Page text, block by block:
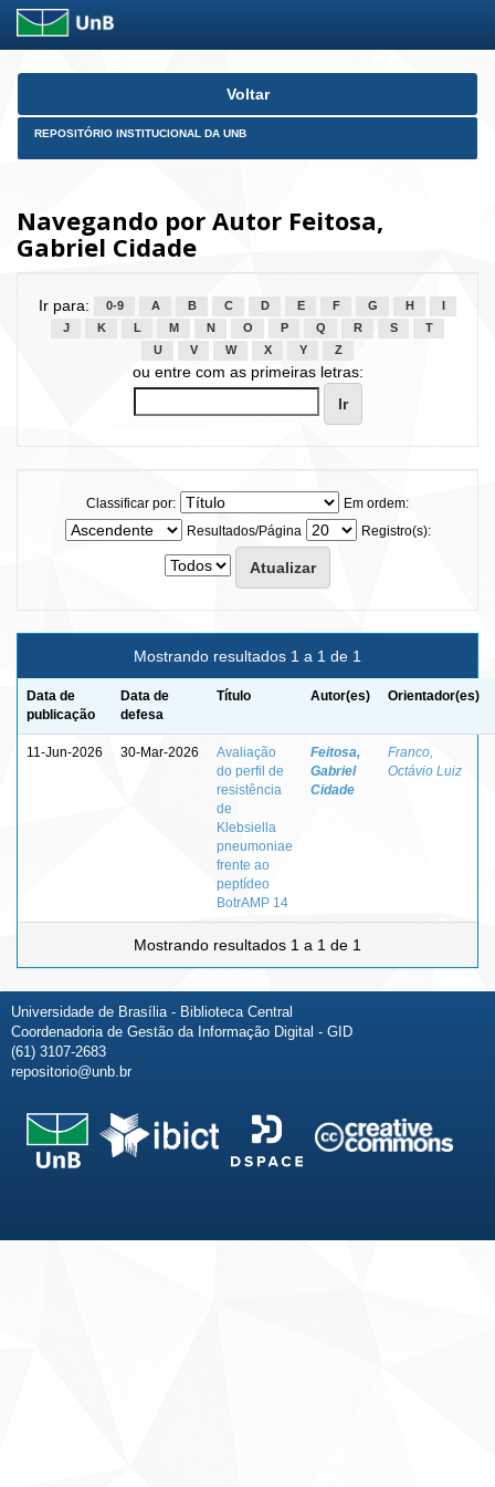
Skip
Voltar
REPOSITÓRIO INSTITUCIONAL DA UNB
Navegando por Autor Feitosa,
Gabriel Cidade
Ir para: 0-9 A B C D E F G H
J
K L M N O P Q R S
T
U
V W X Y Z
ou entre com as primeiras letras:
Classificar por:
Em ordem:
Resultados/Página
Registro(s):
Mostrando resultados 1 a 1 de 1
Data de
publicação
Data de
defesa
Título Autor(es) Orientador(es)
11-Jun-2026 30-Mar-2026
Avaliação
do perfil de
resistência
de
Klebsiella
pneumoniae
frente ao
peptídeo
BotrAMP 14
Feitosa,
Gabriel
Cidade
Franco,
Octávio Luiz
Mostrando resultados 1 a 1 de 1
Universidade de Brasília - Biblioteca Central
Coordenadoria de Gestão da Informação Digital - GID
(61) 3107-2683
repositorio@unb.br